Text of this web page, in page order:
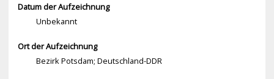
Datum der Aufzeichnung
Unbekannt
Ort der Aufzeichnung
Bezirk Potsdam; Deutschland-DDR